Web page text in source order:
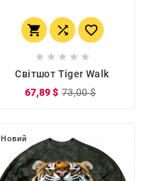
  
    
Світшот Tiger Walk
67,89 $ 73,00 $
Новий